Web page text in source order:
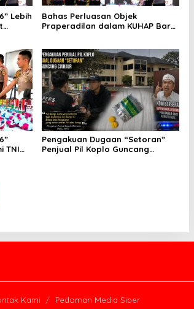
Lebih
Bahas Perluasan Objek
Praperadilan dalam KUHAP Baru,
TNI
Pengakuan Dugaan “Setoran”
Penjual Pil Koplo Guncang
Kami Pedoman Media Siber